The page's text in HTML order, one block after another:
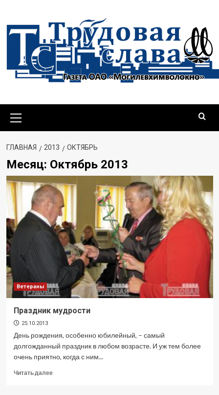
содержимому
меню
ГЛАВНАЯ 2013 ОКТЯБРЬ
Месяц: Октябрь 2013
Ветераны
Праздник мудрости
25.10.2013
День рождения, особенно юбилейный, – самый
долгожданный праздник в любом возрасте. И уж тем более
очень приятно, когда с ним...
Читать далееПрочитать